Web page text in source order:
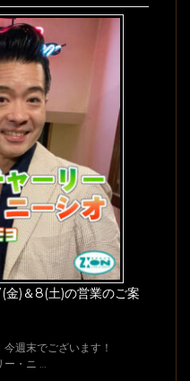
)＆8(土)の営業のご案
週末でございます！
ー・ニ …